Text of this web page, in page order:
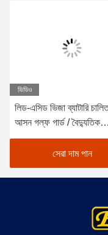
ভিডিও
লিড-এসিড ভিজা ব্যাটারি
আসন গল্ফ গার্ড / বৈদ্যুতিক
Buggy গাড়ী গল্ফ
সেরা দাম পান